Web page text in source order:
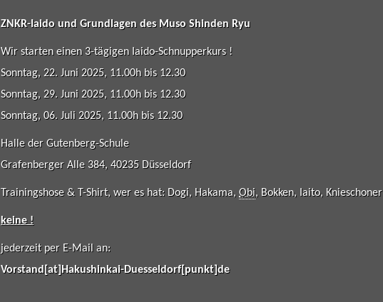
ZNKR-Iaido und Grundlagen des Muso Shinden Ryu
Wir starten einen 3-tägigen Iaido-Schnupperkurs !
Sonntag, 22. Juni 2025, 11.00h bis 12.30
Sonntag, 29. Juni 2025, 11.00h bis 12.30
Sonntag, 06. Juli 2025, 11.00h bis 12.30
Halle der Gutenberg-Schule
Grafenberger Alle 384, 40235 Düsseldorf
Trainingshose & T-Shirt, wer es hat: Dogi, Hakama, Obi, Bokken, Iaito, Knieschoner
keine !
jederzeit per E-Mail an:
Vorstand[at]Hakushinkai-Duesseldorf[punkt]de